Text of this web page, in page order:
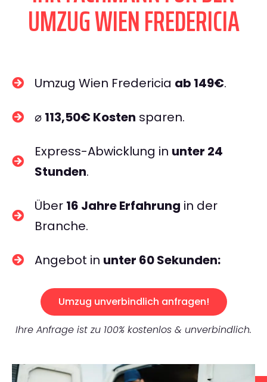
UMZUG WIEN FREDERICIA
Umzug Wien Fredericia ab 149€.
⌀ 113,50€ Kosten sparen.
Express-Abwicklung in unter 24
Stunden.
Über 16 Jahre Erfahrung in der
Branche.
Angebot in unter 60 Sekunden:
Umzug unverbindlich anfragen!
Ihre Anfrage ist zu 100% kostenlos & unverbindlich.